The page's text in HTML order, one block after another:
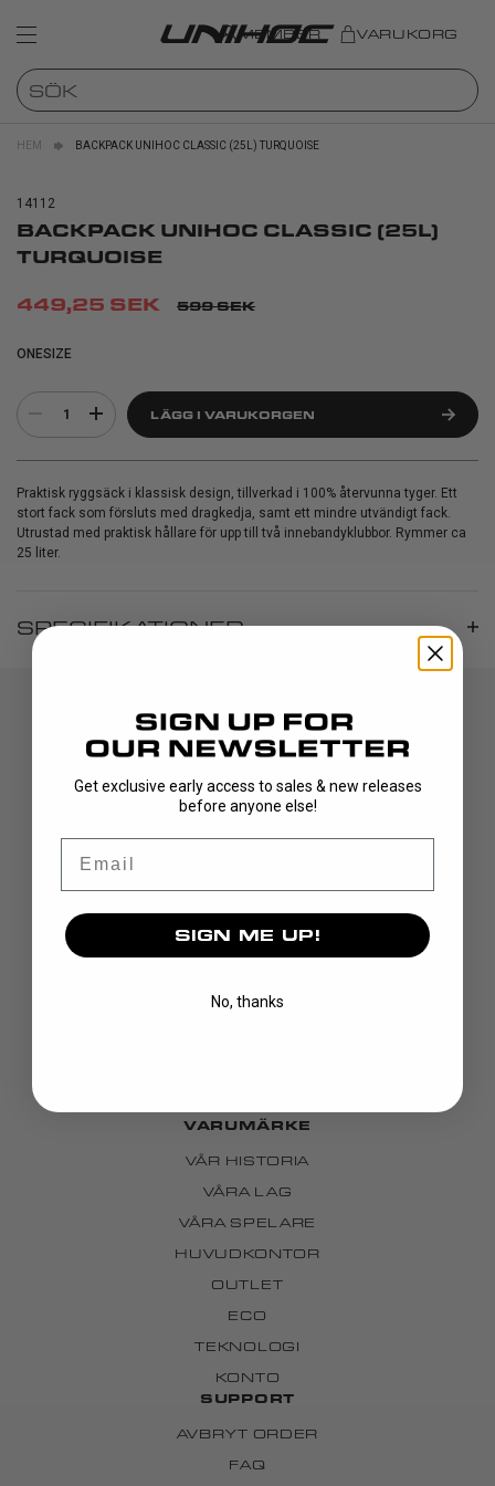
MEMBER VARUKORG
HEM BACKPACK UNIHOC CLASSIC (25L) TURQUOISE
14112
BACKPACK UNIHOC CLASSIC (25L)
TURQUOISE
449,25 SEK 599 SEK
ONESIZE
1 LÄGG I VARUKORGEN
Praktisk ryggsäck i klassisk design, tillverkad i 100% återvunna tyger. Ett
stort fack som försluts med dragkedja, samt ett mindre utvändigt fack.
Utrustad med praktisk hållare för upp till två innebandyklubbor. Rymmer ca
25 liter.
SPECIFIKATIONER
KLUBBOR
KLÄDER
VARUMÄRKE
VÅR HISTORIA
VÅRA LAG
VÅRA SPELARE
HUVUDKONTOR
OUTLET
ECO
TEKNOLOGI
KONTO
SUPPORT
AVBRYT ORDER
FAQ
Get exclusive early access to sales & new releases
before anyone else!
SIGN ME UP!
No, thanks